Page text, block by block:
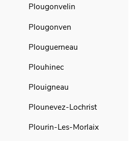
Plougonvelin
Plougonven
Plouguerneau
Plouhinec
Plouigneau
Plounevez-Lochrist
Plourin-Les-Morlaix